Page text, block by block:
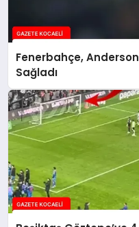
Fenerbahçe,
Sağladı